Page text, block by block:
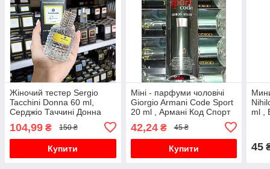
Жіночий тестер Sergio
Tacchini Donna 60 ml,
Серджіо Таччині Донна
104,99 ₴ 150 ₴
Купити
Міні - парфуми чоловічі
Giorgio Armani Code Sport
20 ml , Армані Код Спорт
42,24₴ 45 ₴
Купити
ml ,
45